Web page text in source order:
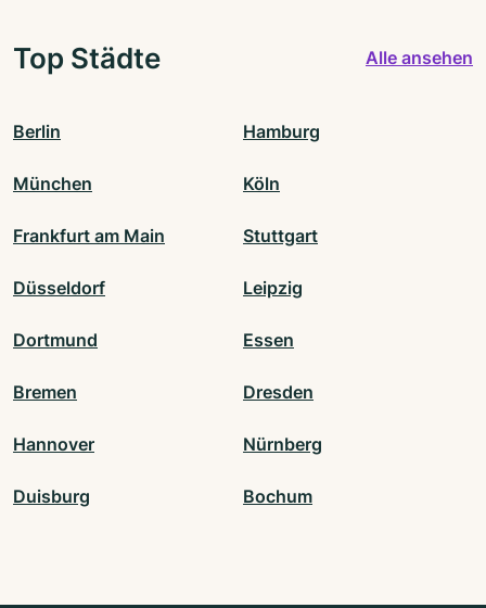
Top Städte Alle ansehen
Berlin Hamburg
München Köln
Frankfurt am Main Stuttgart
Düsseldorf Leipzig
Dortmund Essen
Bremen Dresden
Hannover Nürnberg
Duisburg Bochum